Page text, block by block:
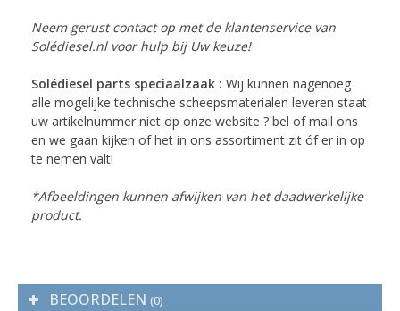
Neem gerust contact op met de klantenservice van
Solédiesel.nl voor hulp bij Uw keuze!
Solédiesel parts speciaalzaak : Wij kunnen nagenoeg
alle mogelijke technische scheepsmaterialen leveren staat
uw artikelnummer niet op onze website ? bel of mail ons
en we gaan kijken of het in ons assortiment zit óf er in op
te nemen valt!
*Afbeeldingen kunnen afwijken van het daadwerkelijke
product.
BEOORDELEN (0)